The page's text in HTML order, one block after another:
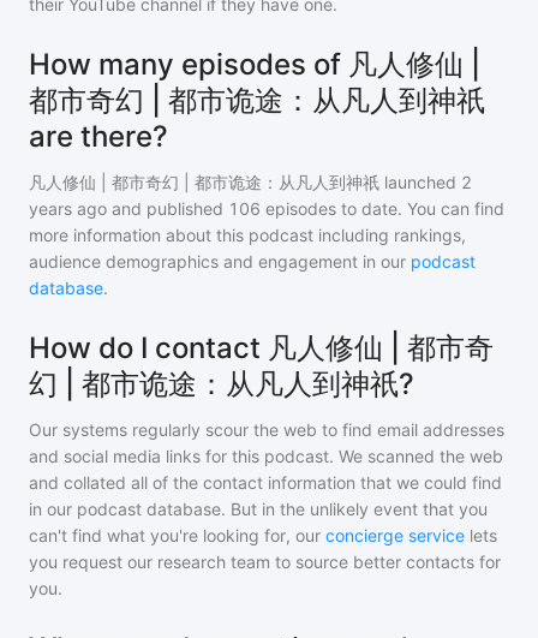
their YouTube channel if they have one.
How many episodes of 凡人修仙 |
都市奇幻 | 都市诡途：从凡人到神祇
are there?
凡人修仙 | 都市奇幻 | 都市诡途：从凡人到神祇 launched 2
years ago and published 106 episodes to date. You can find
more information about this podcast including rankings,
audience demographics and engagement in our podcast
database.
How do I contact 凡人修仙 | 都市奇
幻 | 都市诡途：从凡人到神祇?
Our systems regularly scour the web to find email addresses
and social media links for this podcast. We scanned the web
and collated all of the contact information that we could find
in our podcast database. But in the unlikely event that you
can't find what you're looking for, our concierge service lets
you request our research team to source better contacts for
you.